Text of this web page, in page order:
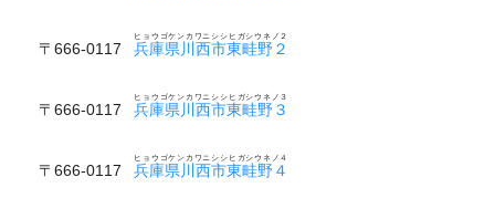
〒666-0117 兵庫県川西市東畦野２
ヒョウゴケンカワニシシヒガシウネノ２
〒666-0117 兵庫県川西市東畦野３
ヒョウゴケンカワニシシヒガシウネノ３
〒666-0117 兵庫県川西市東畦野４
ヒョウゴケンカワニシシヒガシウネノ４